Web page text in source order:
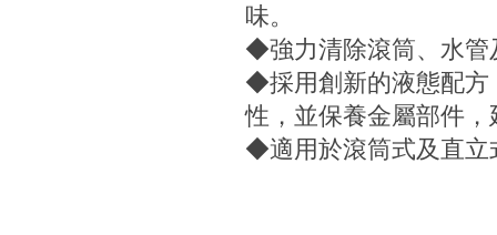
味。
◆強力清除滾筒、水管
◆採用創新的液態配方
性，並保養金屬部件
◆適用於滾筒式及直立